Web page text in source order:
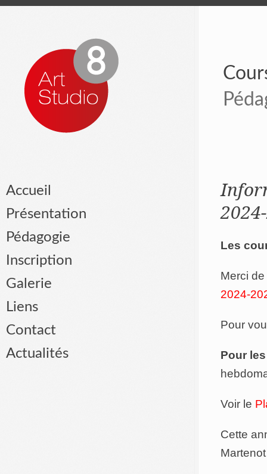
Les
Merci
2024-
Pour
Pour
Voir le
Cette
Accueil
Présentation
Pédagogie
Inscription
Galerie
Liens
Contact
Actualités